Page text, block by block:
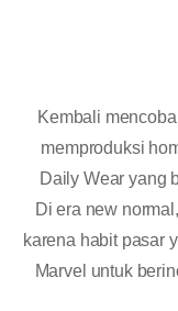
Kembali
memproduksi
Daily Wear yang
Di era new
karena habit pasar
Marvel untuk